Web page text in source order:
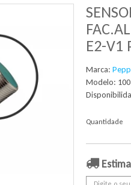
E2-V1
Marca:
Modelo:
Quantidade